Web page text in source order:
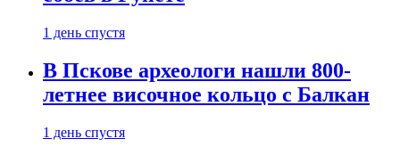
1 день спустя
В Пскове археологи нашли 800-
летнее височное кольцо с Балкан
1 день спустя